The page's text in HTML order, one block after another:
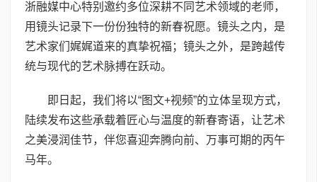
浙融媒中心特别邀约多位深耕不同艺术领域的老师，
用镜头记录下一份份独特的新春祝愿。镜头之内，是
艺术家们娓娓道来的真挚祝福；镜头之外，是跨越传
统与现代的艺术脉搏在跃动。
即日起，我们将以“图文+视频”的立体呈现方式，
陆续发布这些承载着匠心与温度的新春寄语，让艺术
之美浸润佳节，伴您喜迎奔腾向前、万事可期的丙午
马年。